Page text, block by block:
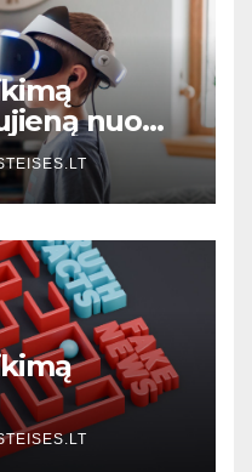
nuo